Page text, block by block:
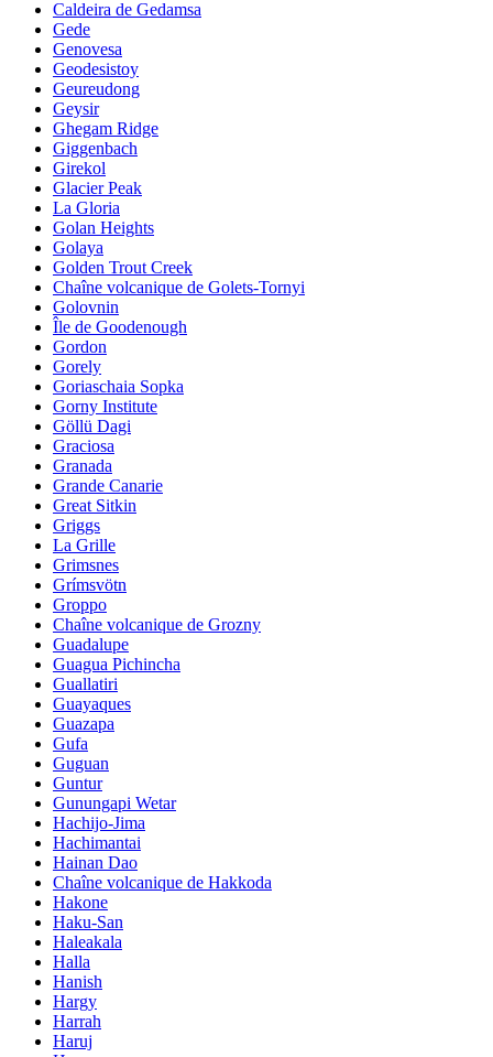
Caldeira de Gedamsa
Gede
Genovesa
Geodesistoy
Geureudong
Geysir
Ghegam Ridge
Giggenbach
Girekol
Glacier Peak
La Gloria
Golan Heights
Golaya
Golden Trout Creek
Chaîne volcanique de Golets-Tornyi
Golovnin
Île de Goodenough
Gordon
Gorely
Goriaschaia Sopka
Gorny Institute
Göllü Dagi
Graciosa
Granada
Grande Canarie
Great Sitkin
Griggs
La Grille
Grimsnes
Grímsvötn
Groppo
Chaîne volcanique de Grozny
Guadalupe
Guagua Pichincha
Guallatiri
Guayaques
Guazapa
Gufa
Guguan
Guntur
Gunungapi Wetar
Hachijo-Jima
Hachimantai
Hainan Dao
Chaîne volcanique de Hakkoda
Hakone
Haku-San
Haleakala
Halla
Hanish
Hargy
Harrah
Haruj